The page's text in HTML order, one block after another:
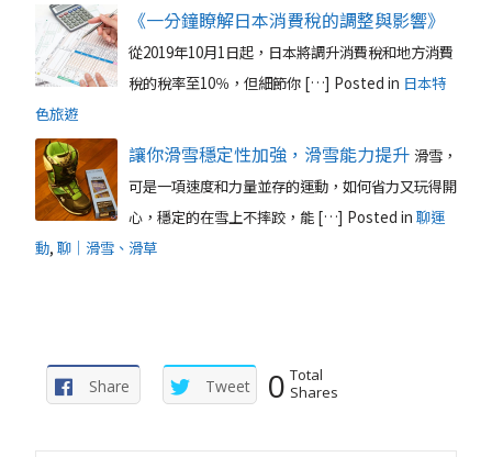
《一分鐘瞭解日本消費稅的調整與影響》
從2019年10月1日起，日本將調升消費稅和地方消費
稅的稅率至10％，但細節你 […] Posted in 日本特
色旅遊
讓你滑雪穩定性加強，滑雪能力提升 滑雪，
可是一項速度和力量並存的運動，如何省力又玩得開
心，穩定的在雪上不摔跤，能 […] Posted in 聊運
動, 聊｜滑雪、滑草
Share Tweet 0 Total
Shares